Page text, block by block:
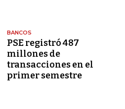
BANCOS
PSE registró 487
millones de
transacciones en el
primer semestre